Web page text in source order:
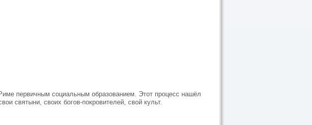
первичным социальным образованием. Этот процесс нашёл
святыни, своих богов-покровителей, свой культ.